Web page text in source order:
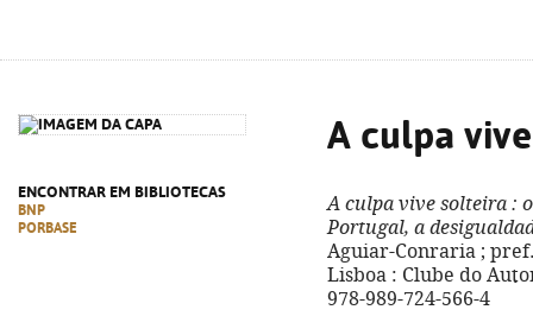
ENCONTRAR EM BIBLIOTECAS
BNP
PORBASE
A culpa
A culpa vive solteira :
Portugal, a
Aguiar-Conraria ; pref.
Lisboa : Clube do
978-989-724-566-4